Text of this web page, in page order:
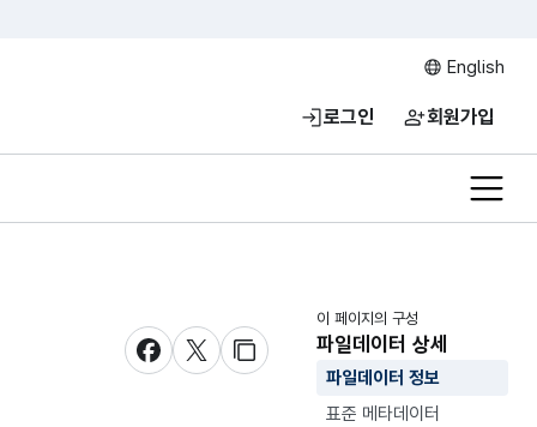
English
로그인 회원가입
전체
새창 열림새창 열림새창 열림
이 페이지의 구성
파일데이터 상세
파일데이터 정보
표준 메타데이터